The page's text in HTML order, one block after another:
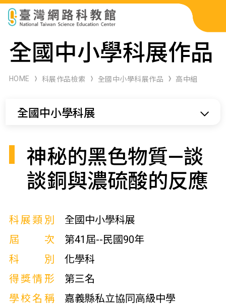
科展作品檢索
科學研習月刊
全國中小學科展作品
HOME 科展作品檢索 全國中小學科展作品 高中組
全國中小學科展
神秘的黑色物質—談
談銅與濃硫酸的反應
科展類別
全國中小學科展
屆次
第41屆--民國90年
科別
化學科
得獎情形
第三名
學校名稱
嘉義縣私立協同高級中學